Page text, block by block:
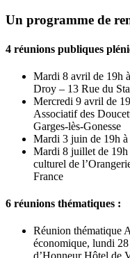
Un programme de
4 réunions publiques
Mardi 8 avril de 19h
Droy – 13 Rue du
Mercredi 9 avril de
Associatif des
Garges-lès-Gonesse
Mardi 3 juin de 19h
Mardi 8 juillet de 19h
culturel de
France
6 réunions thématiques :
Réunion thématique
économique, lundi